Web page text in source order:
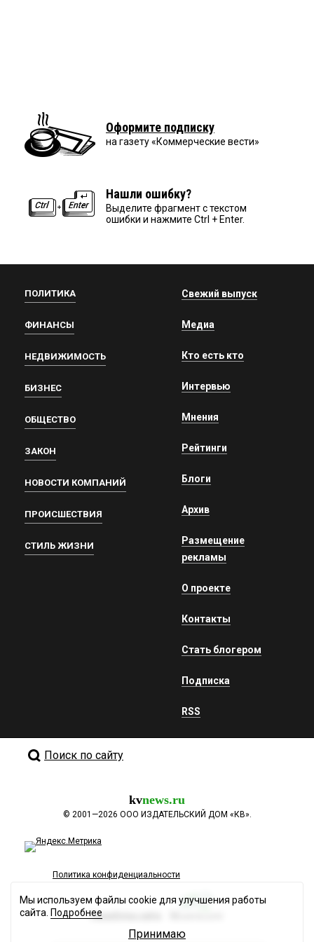
Оформите подписку
на газету «Коммерческие вести»
Нашли ошибку?
Выделите фрагмент с текстом
ошибки и нажмите Ctrl + Enter.
ПОЛИТИКА
ФИНАНСЫ
НЕДВИЖИМОСТЬ
БИЗНЕС
ОБЩЕСТВО
ЗАКОН
НОВОСТИ КОМПАНИЙ
ПРОИСШЕСТВИЯ
СТИЛЬ ЖИЗНИ
Свежий выпуск
Медиа
Кто есть кто
Интервью
Мнения
Рейтинги
Блоги
Архив
Размещение
рекламы
О проекте
Контакты
Стать блогером
Подписка
RSS
Поиск по сайту
kvnews.ru
© 2001—2026 ООО ИЗДАТЕЛЬСКИЙ ДОМ «КВ».
Политика конфиденциальности
Разработка сайта
Мы используем файлы cookie для улучшения работы
сайта. Подробнее
Принимаю